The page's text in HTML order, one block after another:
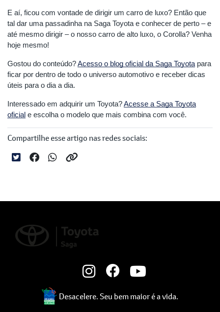
E aí, ficou com vontade de dirigir um carro de luxo? Então que
tal dar uma passadinha na Saga Toyota e conhecer de perto – e
até mesmo dirigir – o nosso carro de alto luxo, o Corolla? Venha
hoje mesmo!
Gostou do conteúdo?Acesso o blog oficial da Saga Toyota para
ficar por dentro de todo o universo automotivo e receber dicas
úteis para o dia a dia.
Interessado em adquirir um Toyota?Acesse a Saga Toyota
oficial e escolha o modelo que mais combina com você.
Compartilhe esse artigo nas redes sociais:
Desacelere. Seu bem maior é a vida.